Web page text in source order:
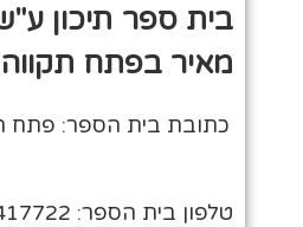
בית ספר תיכון
מאיר בפתח תקווה
כתובת בית הספר: פתח
טלפון בית הספר: 03-6417722